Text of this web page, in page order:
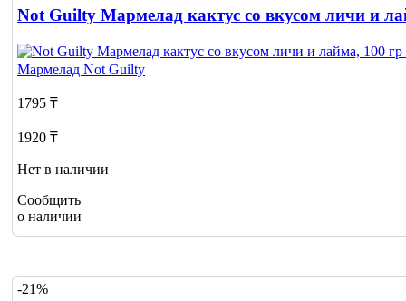
Not Guilty Мармелад кактус со вкусом личи и
Мармелад Not Guilty
1795 ₸
1920 ₸
Нет в наличии
Сообщить
о наличии
-21%